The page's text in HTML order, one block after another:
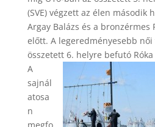
(SVE) végzett az élen második
Argay Balázs és a bronzérmes
előtt. A legeredményesebb női
összetett 6. helyre befutó Róka
A
sajnál
atosa
n
megfo